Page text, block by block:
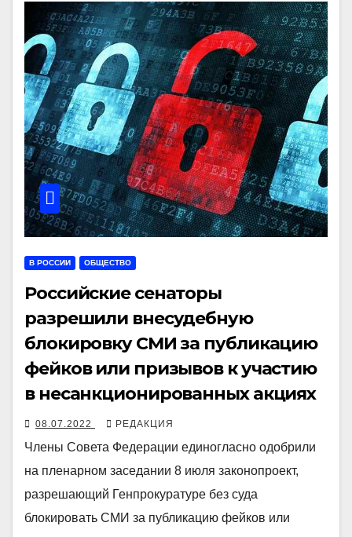
В РОССИИ ОБЩЕСТВО
Российские сенаторы
разрешили внесудебную
блокировку СМИ за публикацию
фейков или призывов к участию
в несанкционированных акциях
08.07.2022 РЕДАКЦИЯ
Члены Совета Федерации единогласно одобрили
на пленарном заседании 8 июля законопроект,
разрешающий Генпрокуратуре без суда
блокировать СМИ за публикацию фейков или